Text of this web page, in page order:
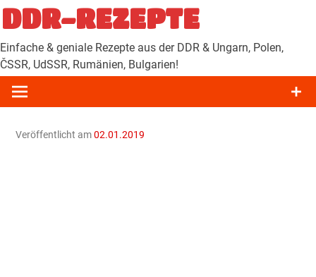
Zum
Inhalt
springen
DDR-REZEPTE
Einfache & geniale Rezepte aus der DDR & Ungarn, Polen,
ČSSR, UdSSR, Rumänien, Bulgarien!
Veröffentlicht am02.01.2019